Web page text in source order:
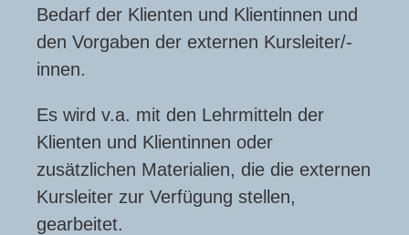
Bedarf der Klienten und Klientinnen und
den Vorgaben der externen Kursleiter/-
innen.
Es wird v.a. mit den Lehrmitteln der
Klienten und Klientinnen oder
zusätzlichen Materialien, die die externen
Kursleiter zur Verfügung stellen,
gearbeitet.